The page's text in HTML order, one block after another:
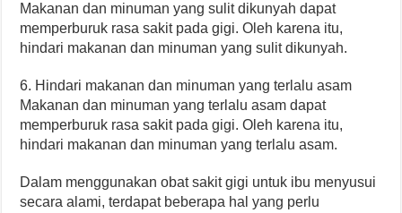
Makanan dan minuman yang sulit dikunyah dapat
memperburuk rasa sakit pada gigi. Oleh karena itu,
hindari makanan dan minuman yang sulit dikunyah.
6. Hindari makanan dan minuman yang terlalu asam
Makanan dan minuman yang terlalu asam dapat
memperburuk rasa sakit pada gigi. Oleh karena itu,
hindari makanan dan minuman yang terlalu asam.
Dalam menggunakan obat sakit gigi untuk ibu menyusui
secara alami, terdapat beberapa hal yang perlu